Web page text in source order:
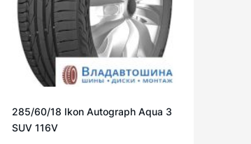
285/60/18 Ikon Autograph Aqua 3
SUV 116V